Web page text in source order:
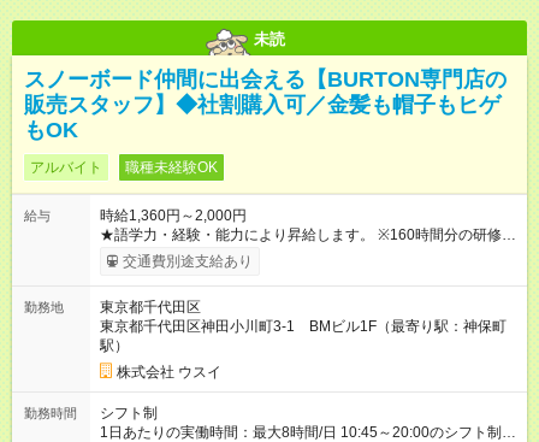
未読
スノーボード仲間に出会える【BURTON専門店の
販売スタッフ】◆社割購入可／金髪も帽子もヒゲ
もOK
アルバイト 職種未経験OK
給与
時給1,360円～2,000円
★語学力・経験・能力により昇給します。 ※160時間分の研修期
間あり。期間中は、時給1,226円となります。 【試用期間】試用
期間なし
交通費別途支給あり
勤務地
東京都千代田区
東京都千代田区神田小川町3-1 BMビル1F（最寄り駅：神保町
駅）
株式会社 ウスイ
勤務時間
シフト制
1日あたりの実働時間：最大8時間/日 10:45～20:00のシフト制